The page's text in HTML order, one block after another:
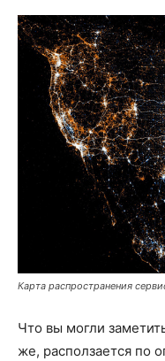
Карта распространения
Что вы могли
же, расползается по